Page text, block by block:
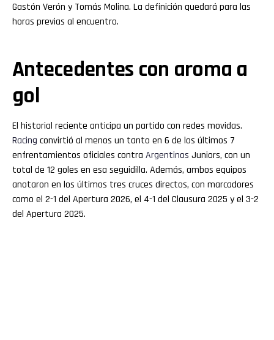
Gastón Verón y Tomás Molina. La definición quedará para las
horas previas al encuentro.
Antecedentes con aroma a
gol
El historial reciente anticipa un partido con redes movidas.
Racing convirtió al menos un tanto en 6 de los últimos 7
enfrentamientos oficiales contra Argentinos Juniors, con un
total de 12 goles en esa seguidilla. Además, ambos equipos
anotaron en los últimos tres cruces directos, con marcadores
como el 2-1 del Apertura 2026, el 4-1 del Clausura 2025 y el 3-2
del Apertura 2025.